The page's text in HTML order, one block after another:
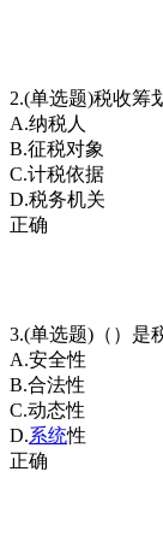
2.(单选题)税收筹
A.纳税人
B.征税对象
C.计税依据
D.税务机关
正确
3.(单选题)（）是
A.安全性
B.合法性
C.动态性
D.系统性
正确